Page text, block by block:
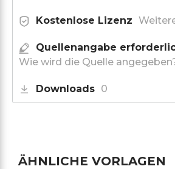
Kostenlose Lizenz
Quellenangabe
Wie wird die Quelle
Downloads 0
ÄHNLICHE VORLAGEN